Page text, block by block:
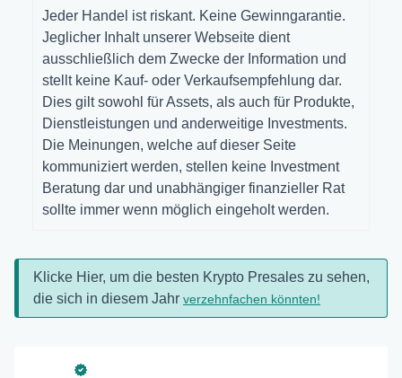
Jeder Handel ist riskant. Keine Gewinngarantie.
Jeglicher Inhalt unserer Webseite dient
ausschließlich dem Zwecke der Information und
stellt keine Kauf- oder Verkaufsempfehlung dar.
Dies gilt sowohl für Assets, als auch für Produkte,
Dienstleistungen und anderweitige Investments.
Die Meinungen, welche auf dieser Seite
kommuniziert werden, stellen keine Investment
Beratung dar und unabhängiger finanzieller Rat
sollte immer wenn möglich eingeholt werden.
Klicke Hier, um die besten Krypto Presales zu sehen,
die sich in diesem Jahr verzehnfachen könnten!